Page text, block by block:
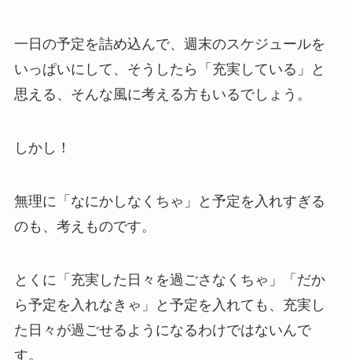
一日の予定を詰め込んで、週末のスケジュールを
いっぱいにして、そうしたら「充実している」と
思える、そんな風に考える方もいるでしょう。
しかし！
無理に「なにかしなくちゃ」と予定を入れすぎる
のも、考えものです。
とくに「充実した日々を過ごさなくちゃ」「だか
ら予定を入れなきゃ」と予定を入れても、充実し
た日々が過ごせるようになるわけではないんで
す。